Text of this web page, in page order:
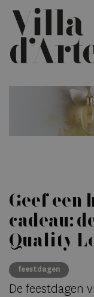
Geef
cadeau:
Quality
feestdagen
De feestdagen